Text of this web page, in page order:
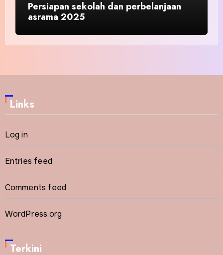
Persiapan sekolah dan perbelanjaan
asrama 2025
Links
Log in
Entries feed
Comments feed
WordPress.org
Terkini